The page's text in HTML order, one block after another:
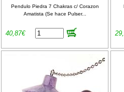
Pendulo Piedra 7 Chakras c/ Corazon
Amatista (Se hace Pulser...
40,87€